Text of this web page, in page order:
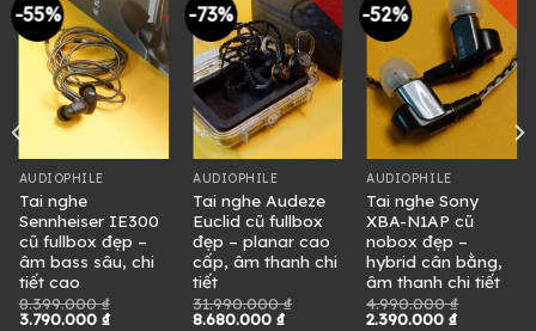
-55%
AUDIOPHILE
Tai nghe
Sennheiser IE300
cũ fullbox đẹp –
âm bass sâu, chi
tiết cao
8.399.000₫
Giá
3.790.000 ₫Giá
-73%
AUDIOPHILE
Tai nghe Audeze
Euclid cũ fullbox
đẹp – planar cao
cấp, âm thanh chi
tiết
31.990.000₫
Giá
8.680.000₫Giá
-52%
AUDIOPHILE
Tai nghe Sony
XBA-N1AP cũ
nobox đẹp –
hybrid cân bằng,
âm thanh chi tiết
4.990.000₫
Giá
2.390.000₫Giá